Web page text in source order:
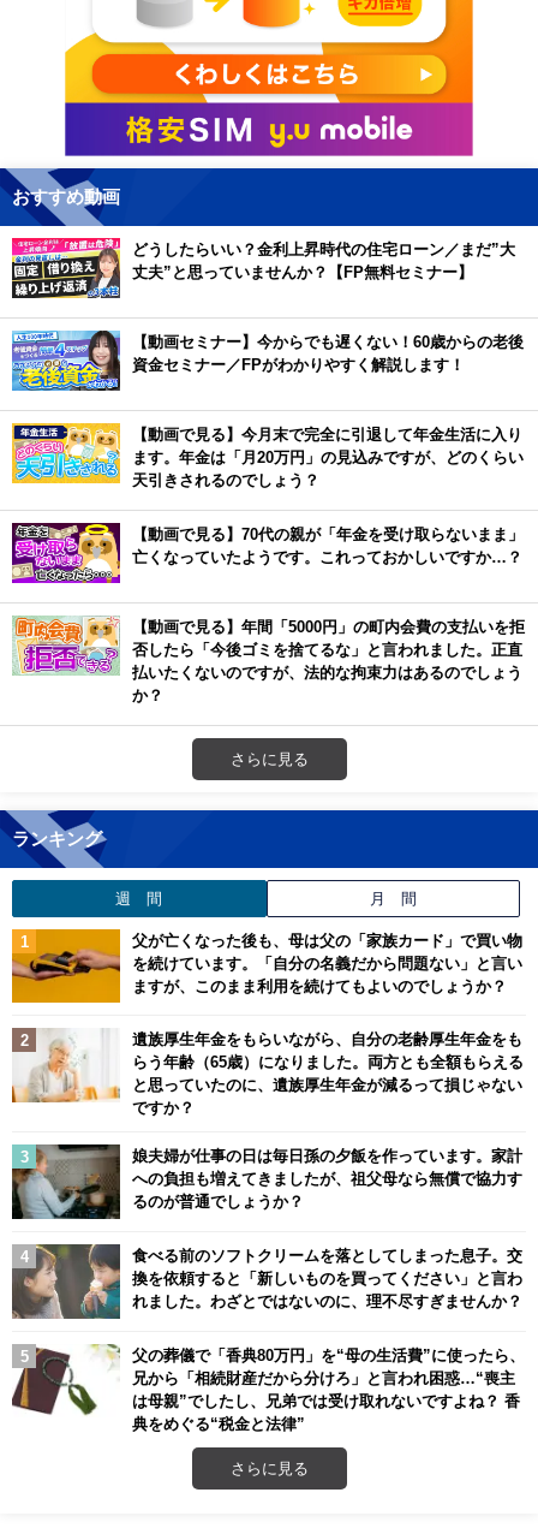
おすすめ動画
どうしたらいい？金利上昇時代の住宅ローン／まだ”大
丈夫”と思っていませんか？【FP無料セミナー】
【動画セミナー】今からでも遅くない！60歳からの老後
資金セミナー／FPがわかりやすく解説します！
【動画で見る】今月末で完全に引退して年金生活に入り
ます。年金は「月20万円」の見込みですが、どのくらい
天引きされるのでしょう？
【動画で見る】70代の親が「年金を受け取らないまま」
亡くなっていたようです。これっておかしいですか…？
【動画で見る】年間「5000円」の町内会費の支払いを拒
否したら「今後ゴミを捨てるな」と言われました。正直
払いたくないのですが、法的な拘束力はあるのでしょう
か？
さらに見る
ランキング
週 間 月 間
父が亡くなった後も、母は父の「家族カード」で買い物
を続けています。「自分の名義だから問題ない」と言い
ますが、このまま利用を続けてもよいのでしょうか？
遺族厚生年金をもらいながら、自分の老齢厚生年金をも
らう年齢（65歳）になりました。両方とも全額もらえる
と思っていたのに、遺族厚生年金が減るって損じゃない
ですか？
娘夫婦が仕事の日は毎日孫の夕飯を作っています。家計
への負担も増えてきましたが、祖父母なら無償で協力す
るのが普通でしょうか？
食べる前のソフトクリームを落としてしまった息子。交
換を依頼すると「新しいものを買ってください」と言わ
れました。わざとではないのに、理不尽すぎませんか？
父の葬儀で「香典80万円」を“母の生活費”に使ったら、
兄から「相続財産だから分けろ」と言われ困惑…“喪主
は母親”でしたし、兄弟では受け取れないですよね？ 香
典をめぐる“税金と法律”
さらに見る